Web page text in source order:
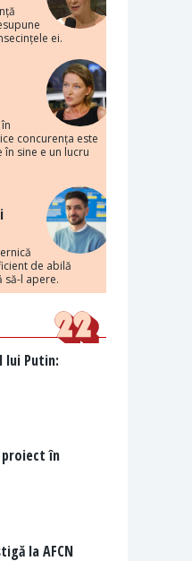
ei.
concurența este
sine e un lucru
de abilă
să-l apere.
lui Putin:
în
la AFCN